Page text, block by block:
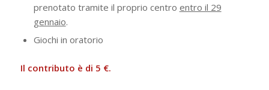
prenotato tramite il proprio centro entro il 29
gennaio.
Giochi in oratorio
Il contributo è di 5 €.